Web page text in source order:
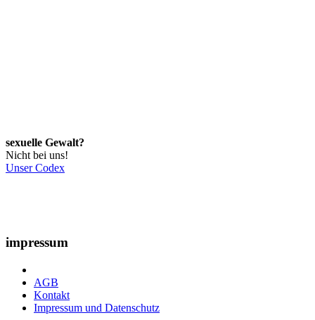
sexuelle Gewalt?
Nicht bei uns!
Unser Codex
impressum
AGB
Kontakt
Impressum und Datenschutz